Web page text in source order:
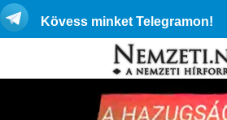
Kövess minket Telegramon!